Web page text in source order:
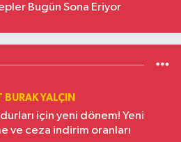
Bugün Sona Eriyor
BURAK YALÇIN
için yeni dönem! Yeni
ve ceza indirim oranları